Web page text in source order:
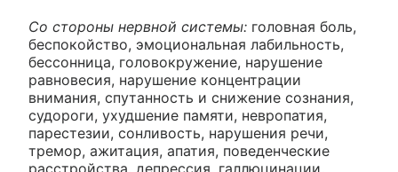
Со стороны нервной системы: головная боль,
беспокойство, эмоциональная лабильность,
бессонница, головокружение, нарушение
равновесия, нарушение концентрации
внимания, спутанность и снижение сознания,
судороги, ухудшение памяти, невропатия,
парестезии, сонливость, нарушения речи,
тремор, ажитация, апатия, поведенческие